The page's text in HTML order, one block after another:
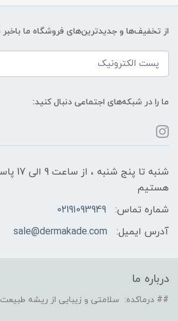
از تخفیف‌ها و جدیدترین‌های فروشگاه ما
ما را در شبکه‌های اجتماعی دنبال کنید:
شنبه تا
هستیم
شماره تماس:
02191093949
آدرس ایمیل:
sale@dermakade.com
درباره ما
## درماکده: سلامتی و زیبایی از ریشه طبیعت